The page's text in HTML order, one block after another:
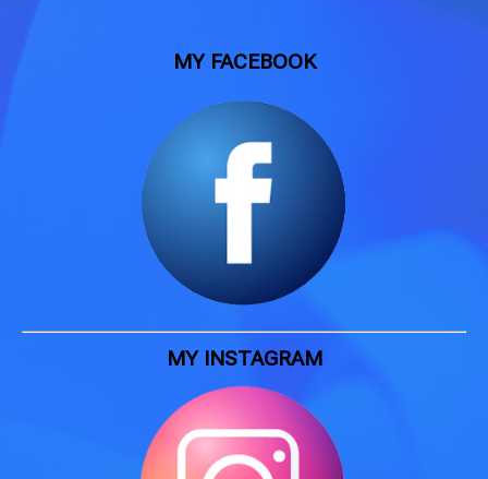
MY FACEBOOK
MY INSTAGRAM